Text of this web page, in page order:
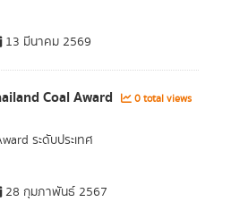
13 มีนาคม 2569
Coal Award
0 total views
ระดับประเทศ
28 กุมภาพันธ์ 2567